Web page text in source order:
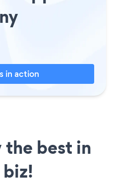
in action
best in